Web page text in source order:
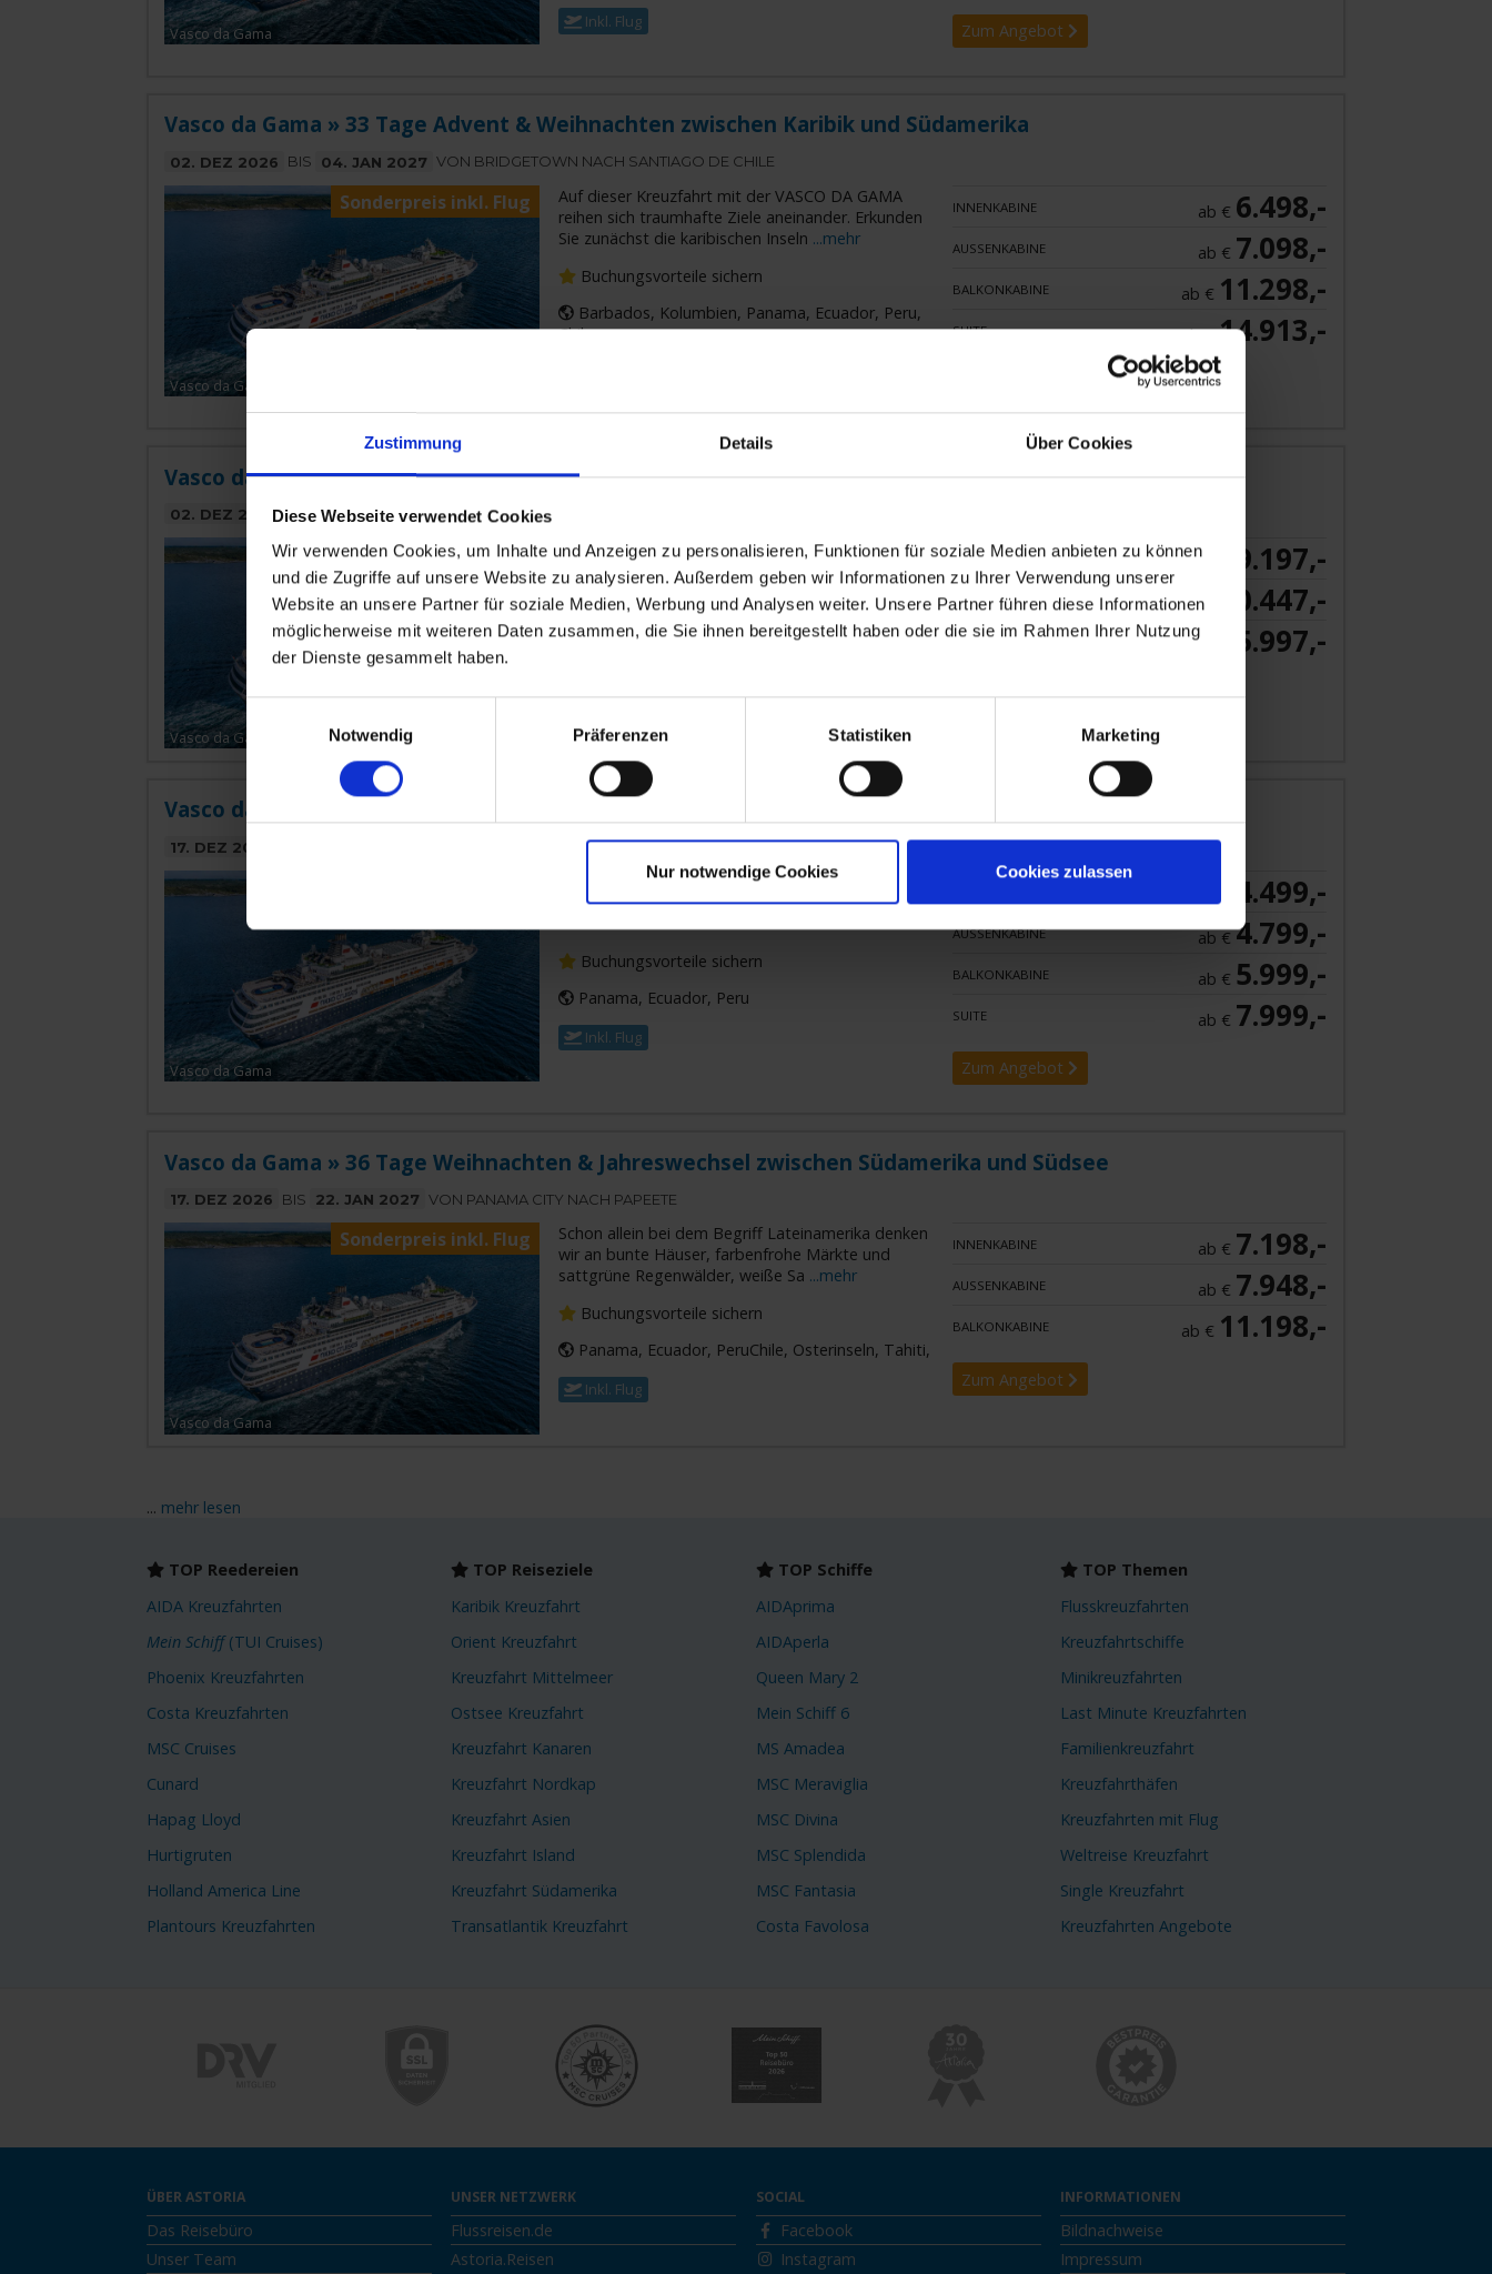
Zustimmung Details Über Cookies
Diese Webseite verwendet Cookies
Wir verwenden Cookies, um Inhalte und Anzeigen zu personalisieren, Funktionen für soziale Medien anbieten zu können
und die Zugriffe auf unsere Website zu analysieren. Außerdem geben wir Informationen zu Ihrer Verwendung unserer
Website an unsere Partner für soziale Medien, Werbung und Analysen weiter. Unsere Partner führen diese Informationen
möglicherweise mit weiteren Daten zusammen, die Sie ihnen bereitgestellt haben oder die sie im Rahmen Ihrer Nutzung
der Dienste gesammelt haben.
Einwilligungsauswahl
Notwendig
Präferenzen Statistiken Marketing
Nur notwendige Cookies Cookies zulassen
Vasco da Gama
Inkl. Flug Zum Angebot
Vasco da Gama » 33 Tage Advent & Weihnachten zwischen Karibik und Südamerika
02. DEZ 2026 BIS 04. JAN 2027 VON BRIDGETOWN NACH SANTIAGO DE CHILE
Sonderpreis inkl. Flug
Vasco da Gama
Auf dieser Kreuzfahrt mit der VASCO DA GAMA
reihen sich traumhafte Ziele aneinander. Erkunden
Sie zunächst die karibischen Inseln ...mehr
Buchungsvorteile sichern
Barbados, Kolumbien, Panama, Ecuador, Peru,
Chile
INNENKABINE ab € 6.498,-
AUSSENKABINE ab € 7.098,-
BALKONKABINE ab € 11.298,-
SUITE ab €14.913,-
Vasco da Gama » 51 Tage Sehnsuchtsziele entdecken: Karibik, Südamerika und Südsee
02. DEZ 2026 BIS 22. JAN 2027 VON BRIDGETOWN NACH PAPEETE
Sonderpreis inkl. Flug
Vasco da Gama
Diese außergewöhnliche Kreuzfahrt mit der VASCO
DA GAMA ist mehr als eine Reise – sie ist eine
Entdeckungstour durch faszinier...mehr
Buchungsvorteile sichern
Inkl. Flug
INNENKABINE ab € 9.197,-
AUSSENKABINE ab € 10.447,-
BALKONKABINE ab € 15.997,-
Zum Angebot
Vasco da Gama » 18 Tage Weihnachten & Silvester entlang der Pazifikküste
17. DEZ 2026 VON PANAMA CITY NACH SANTIAGO DE CHILE
Vasco da Gama
Lateinamerika? Schon bei dem Begriff tauchen
Bilder in unseren Köpfen auf, die an Farbenpracht
kaum zu überbieten sind! Wir den...mehr
Buchungsvorteile sichern
Panama, Ecuador, Peru
Inkl. Flug
ab € 4.499,-
AUSSENKABINE ab € 4.799,-
BALKONKABINE ab € 5.999,-
SUITE ab € 7.999,-
Zum Angebot
Vasco da Gama » 36 Tage Weihnachten & Jahreswechsel zwischen Südamerika und Südsee
17. DEZ 2026 BIS 22. JAN 2027 VON PANAMA CITY NACH PAPEETE
Sonderpreis inkl. Flug
Vasco da Gama
Schon allein bei dem Begriff Lateinamerika denken
wir an bunte Häuser, farbenfrohe Märkte und
sattgrüne Regenwälder, weiße Sa ...mehr
Buchungsvorteile sichern
Panama, Ecuador, PeruChile, Osterinseln, Tahiti,
Inkl. Flug
INNENKABINE ab € 7.198,-
AUSSENKABINE ab € 7.948,-
BALKONKABINE ab € 11.198,-
Zum Angebot
... mehr lesen
TOP Reedereien
AIDA Kreuzfahrten
Mein Schiff(TUI Cruises)
Phoenix Kreuzfahrten
Costa Kreuzfahrten
MSC Cruises
Cunard
Hapag Lloyd
Hurtigruten
Holland America Line
Plantours Kreuzfahrten
TOP Reiseziele
Karibik Kreuzfahrt
Orient Kreuzfahrt
Kreuzfahrt Mittelmeer
Ostsee Kreuzfahrt
Kreuzfahrt Kanaren
Kreuzfahrt Nordkap
Kreuzfahrt Asien
Kreuzfahrt Island
Kreuzfahrt Südamerika
Transatlantik Kreuzfahrt
TOP Schiffe
AIDAprima
AIDAperla
Queen Mary 2
Mein Schiff 6
MS Amadea
MSC Meraviglia
MSC Divina
MSC Splendida
MSC Fantasia
Costa Favolosa
TOP Themen
Flusskreuzfahrten
Kreuzfahrtschiffe
Minikreuzfahrten
Last Minute Kreuzfahrten
Familienkreuzfahrt
Kreuzfahrthäfen
Kreuzfahrten mit Flug
Weltreise Kreuzfahrt
Single Kreuzfahrt
Kreuzfahrten Angebote
ÜBER ASTORIA
Das Reisebüro
Unser Team
UNSER NETZWERK
Flussreisen.de
Astoria.Reisen
SOCIAL
Facebook
Instagram
INFORMATIONEN
Bildnachweise
Impressum